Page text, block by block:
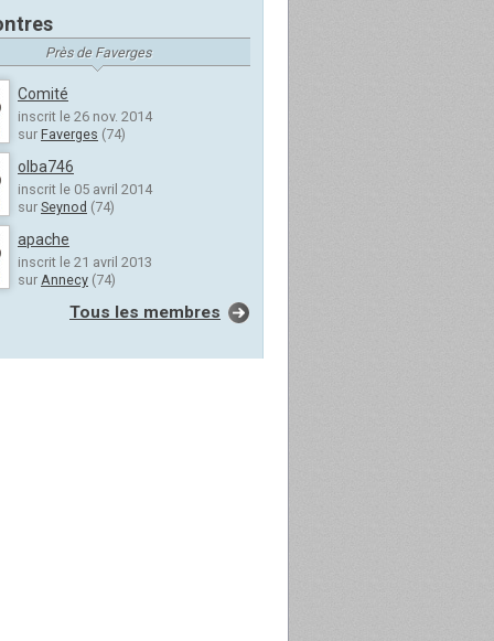
Près de Faverges
Comité
inscrit le 26 nov. 2014
sur Faverges (74)
olba746
inscrit le 05 avril 2014
sur Seynod (74)
apache
inscrit le 21 avril 2013
sur Annecy (74)
Tous les membres